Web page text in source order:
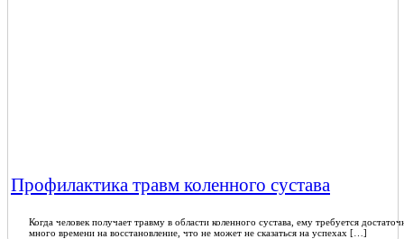
Профилактика травм коленного сустава
Когда человек получает травму в области коленного сустава, ему требуется
много времени на восстановление, что не может не сказаться на успехах […]